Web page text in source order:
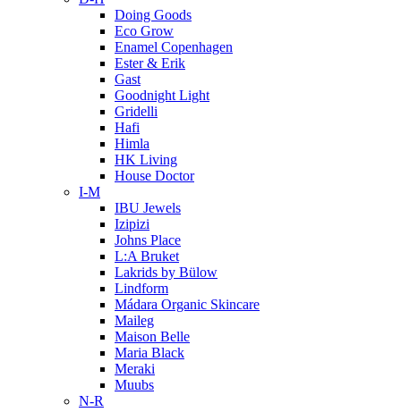
Doing Goods
Eco Grow
Enamel Copenhagen
Ester & Erik
Gast
Goodnight Light
Gridelli
Hafi
Himla
HK Living
House Doctor
I-M
IBU Jewels
Izipizi
Johns Place
L:A Bruket
Lakrids by Bülow
Lindform
Mádara Organic Skincare
Maileg
Maison Belle
Maria Black
Meraki
Muubs
N-R